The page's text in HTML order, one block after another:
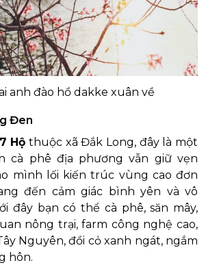
anh đào hồ dakke xuân về
Đen
Hộ thuộc xã Đắk Long, đây là một
cà phê địa phương vẫn giữ vẹn
mình lối kiến trúc vùng cao đơn
đến cảm giác bình yên và vô
đây bạn có thể cà phê, săn mây,
nông trại, farm công nghệ cao,
Nguyên, đồi cỏ xanh ngát, ngắm
hôn.